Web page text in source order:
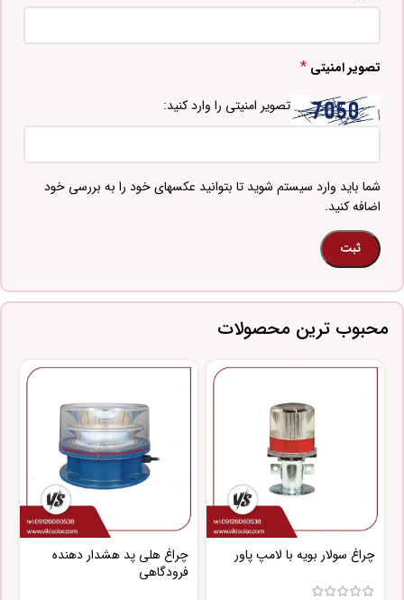
تصویر امنیتی *
تصویر امنیتی را وارد کنید:
شما باید وارد سیستم شوید تا بتوانید عکسهای خود را به بررسی خود
اضافه کنید.
محبوب ترین محصولات
چراغ سولار بویه با لامپ پاور
چراغ هلی پد هشدار دهنده
فرودگاهی